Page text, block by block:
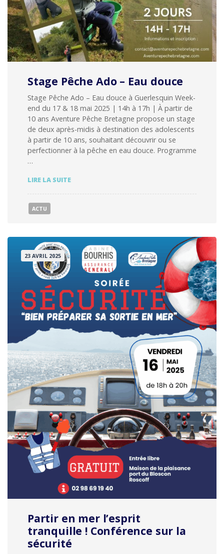
Stage Pêche Ado – Eau douce
Stage Pêche Ado – Eau douce à Guerlesquin Week-
end du 17 & 18 mai 2025 | 14h à 17h | À partir de
10 ans Aventure Pêche Bretagne propose un stage
de deux après-midis à destination des adolescents
à partir de 10 ans, souhaitant découvrir ou se
perfectionner à la pêche en eau douce. Programme
…
LIRE LA SUITESTAGE
ADO
ACTU
23 AVRIL 2025
Partir en mer l’esprit
tranquille ! Conférence sur la
sécurité